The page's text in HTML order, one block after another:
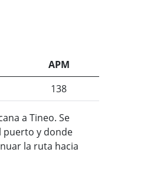
APM
138
a Tineo. Se
puerto y donde
la ruta hacia